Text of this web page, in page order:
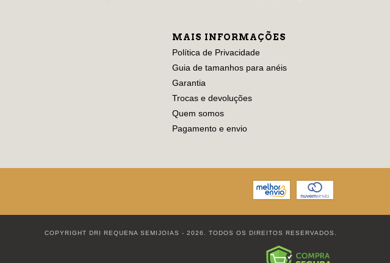
MAIS INFORMAÇÕES
Política de Privacidade
Guia de tamanhos para anéis
Garantia
Trocas e devoluções
Quem somos
Pagamento e envio
COPYRIGHT DRI REQUENA SEMIJOIAS - 2026. TODOS OS DIREITOS RESERVADOS.